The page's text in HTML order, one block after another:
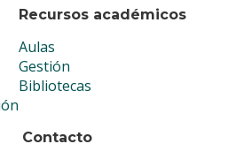
Recursos académicos
Aulas
Gestión
Bibliotecas
Contacto